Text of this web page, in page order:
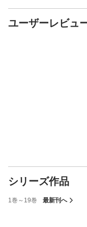
ユーザーレビュ
シリーズ作品
1巻～19巻 最新刊へ